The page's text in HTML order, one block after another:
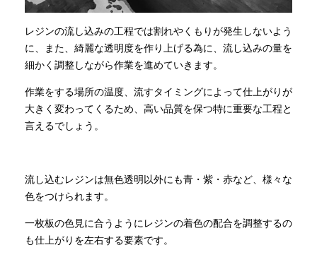
レジンの流し込みの工程では割れやくもりが発生しないよう
に、また、綺麗な透明度を作り上げる為に、流し込みの量を
細かく調整しながら作業を進めていきます。
作業をする場所の温度、流すタイミングによって仕上がりが
大きく変わってくるため、高い品質を保つ特に重要な工程と
言えるでしょう。
流し込むレジンは無色透明以外にも青・紫・赤など、様々な
色をつけられます。
一枚板の色見に合うようにレジンの着色の配合を調整するの
も仕上がりを左右する要素です。